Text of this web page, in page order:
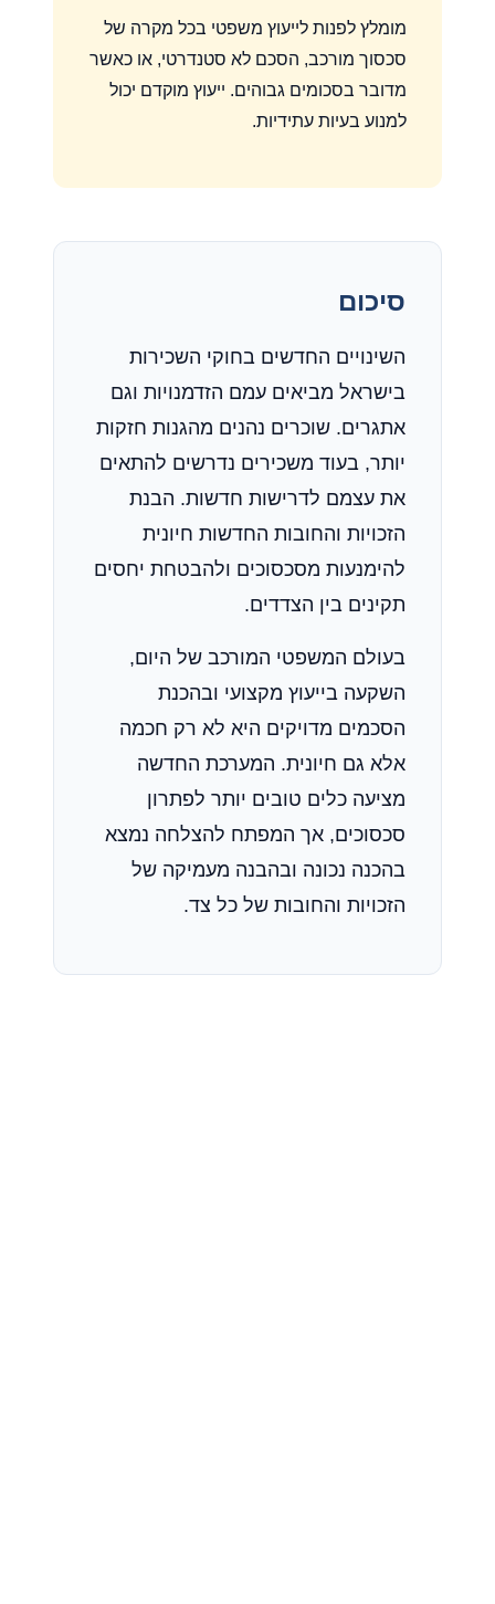
מומלץ לפנות לייעוץ משפטי בכל מקרה של
סכסוך מורכב, הסכם לא סטנדרטי, או כאשר
מדובר בסכומים גבוהים. ייעוץ מוקדם יכול
למנוע בעיות עתידיות.
סיכום
השינויים החדשים בחוקי השכירות
בישראל מביאים עמם הזדמנויות וגם
אתגרים. שוכרים נהנים מהגנות חזקות
יותר, בעוד משכירים נדרשים להתאים
את עצמם לדרישות חדשות. הבנת
הזכויות והחובות החדשות חיונית
להימנעות מסכסוכים ולהבטחת יחסים
תקינים בין הצדדים.
בעולם המשפטי המורכב של היום,
השקעה בייעוץ מקצועי ובהכנת
הסכמים מדויקים היא לא רק חכמה
אלא גם חיונית. המערכת החדשה
מציעה כלים טובים יותר לפתרון
סכסוכים, אך המפתח להצלחה נמצא
בהכנה נכונה ובהבנה מעמיקה של
הזכויות והחובות של כל צד.